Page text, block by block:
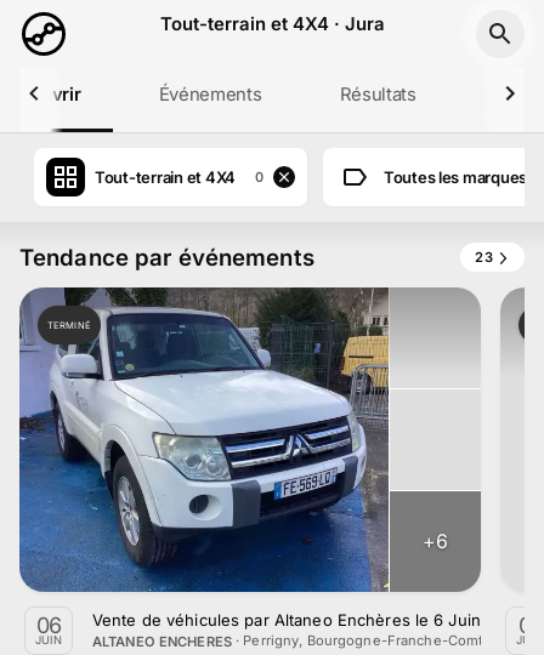
Aller au contenu principal
Tout-terrain et 4X4 · Jura
Événements Résultats
Tout-terrain et 4X4 0 Toutes les marques
Tendance par événements 23
TERMINÉ
+6
06
JUIN
Vente de véhicules par Altaneo Enchères le 6 Juin 2026
ALTANEO ENCHERES· Perrigny, Bourgogne-Franche-Comté
07
JUIN